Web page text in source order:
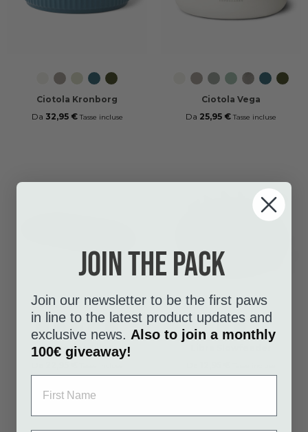
Off
White
Caffe
Latte
Mint
Green
Petrol
Blue
Racing
Green
Ciotola Kronborg
Da 32,95 € Tasse incluse
Off
White
Caffe
Latte
Cool
Grey
Mint
Green
(Vega)
Steel
Petrol
BlueGreen
Ciotola Vega
Da 25,95 € Tasse incluse
Cool
Grey
Coffee
Cream
Mint
Green
Petrol
Blue
Racing
Green
Tappetino Libra
Cool
Grey
Coffee
Cream
Join the pack
Join our newsletter to be the first paws
in line to the latest product updates and
exclusive news. Also to join a monthly
100€ giveaway!